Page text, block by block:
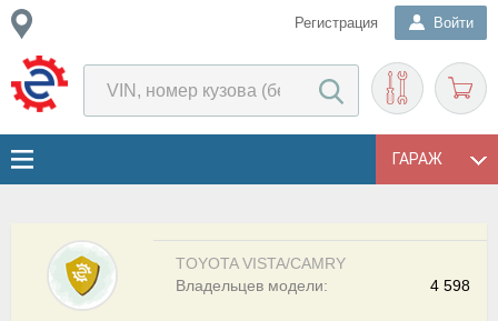
Регистрация Войти
ГАРАЖ
TOYOTA VISTA/CAMRY
4 598
Владельцев модели: